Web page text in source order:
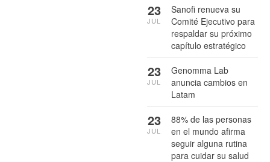
Sanofi renueva su
Comité Ejecutivo para
respaldar su próximo
capítulo estratégico
23
JUL
Genomma Lab
anuncia cambios en
Latam
23
JUL
88% de las personas
en el mundo afirma
seguir alguna rutina
para cuidar su salud
23
JUL